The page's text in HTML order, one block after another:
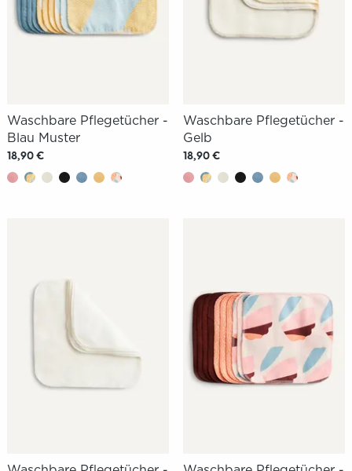
Waschbare Pflegetücher -
Blau Muster
18,90 €
Waschbare Pflegetücher -
Gelb
18,90 €